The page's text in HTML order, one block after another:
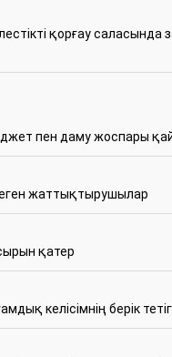
қорғау саласында
пен даму жоспары
жаттықтырушылар
қатер
келісімнің берік